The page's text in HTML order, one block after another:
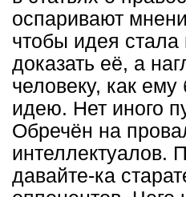
оспаривают
чтобы идея
доказать её, а
человеку, как
идею. Нет иного
Обречён на
интеллектуалов.
давайте-ка